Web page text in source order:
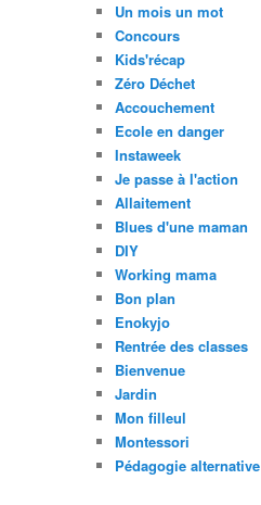
Un mois un mot
Concours
Kids'récap
Zéro Déchet
Accouchement
Ecole en danger
Instaweek
Je passe à l'action
Allaitement
Blues d'une maman
DIY
Working mama
Bon plan
Enokyjo
Rentrée des classes
Bienvenue
Jardin
Mon filleul
Montessori
Pédagogie alternative